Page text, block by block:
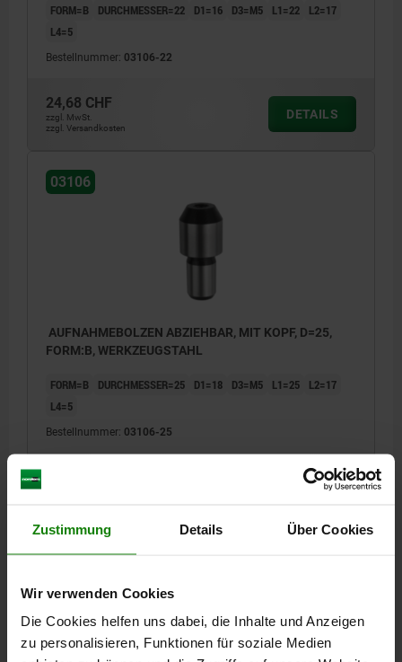
Zustimmung Details Über Cookies
Wir verwenden Cookies
Die Cookies helfen uns dabei, die Inhalte und Anzeigen
zu personalisieren, Funktionen für soziale Medien
FORM=B DURCHMESSER=22 D1=16 D3=M5 L1=22
L2=17
L4=5
Bestellnummer: 03106-22
24,68 CHF
zzgl. MwSt.
zzgl. Versandkosten
DETAILS
03106
AUFNAHMEBOLZEN ABZIEHBAR, MIT KOPF, D=25,
FORM:B, WERKZEUGSTAHL
FORM=B DURCHMESSER=25 D1=18 D3=M5 L1=25
L2=17
L4=5
Bestellnummer: 03106-25
DETAILS
03106